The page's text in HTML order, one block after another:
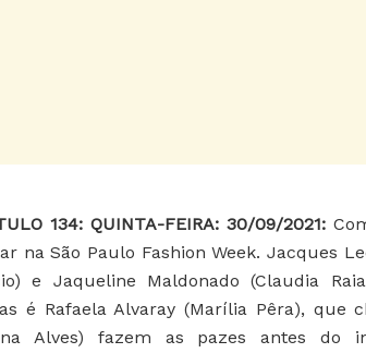
134: QUINTA-FEIRA: 30/09/2021:
na São Paulo Fashion Week. Jacques
e Jaqueline Maldonado (Claudia
é Rafaela Alvaray (Marília Pêra), que
Alves) fazem as pazes antes do